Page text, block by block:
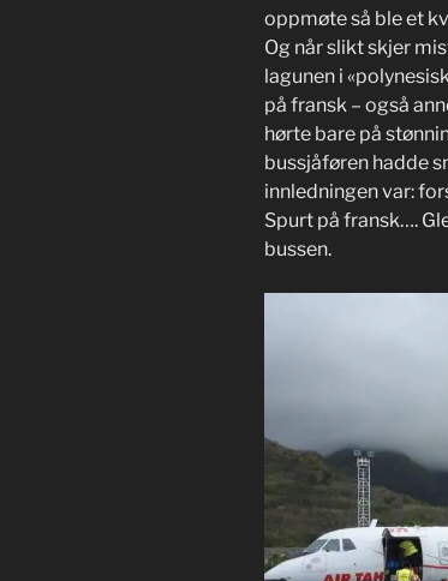
oppmøte så ble et
Og når slikt skjer
lagunen i
på fransk – også
hørte bare på
bussjåføren hadde
innledningen var:
Spurt på fransk….
bussen.